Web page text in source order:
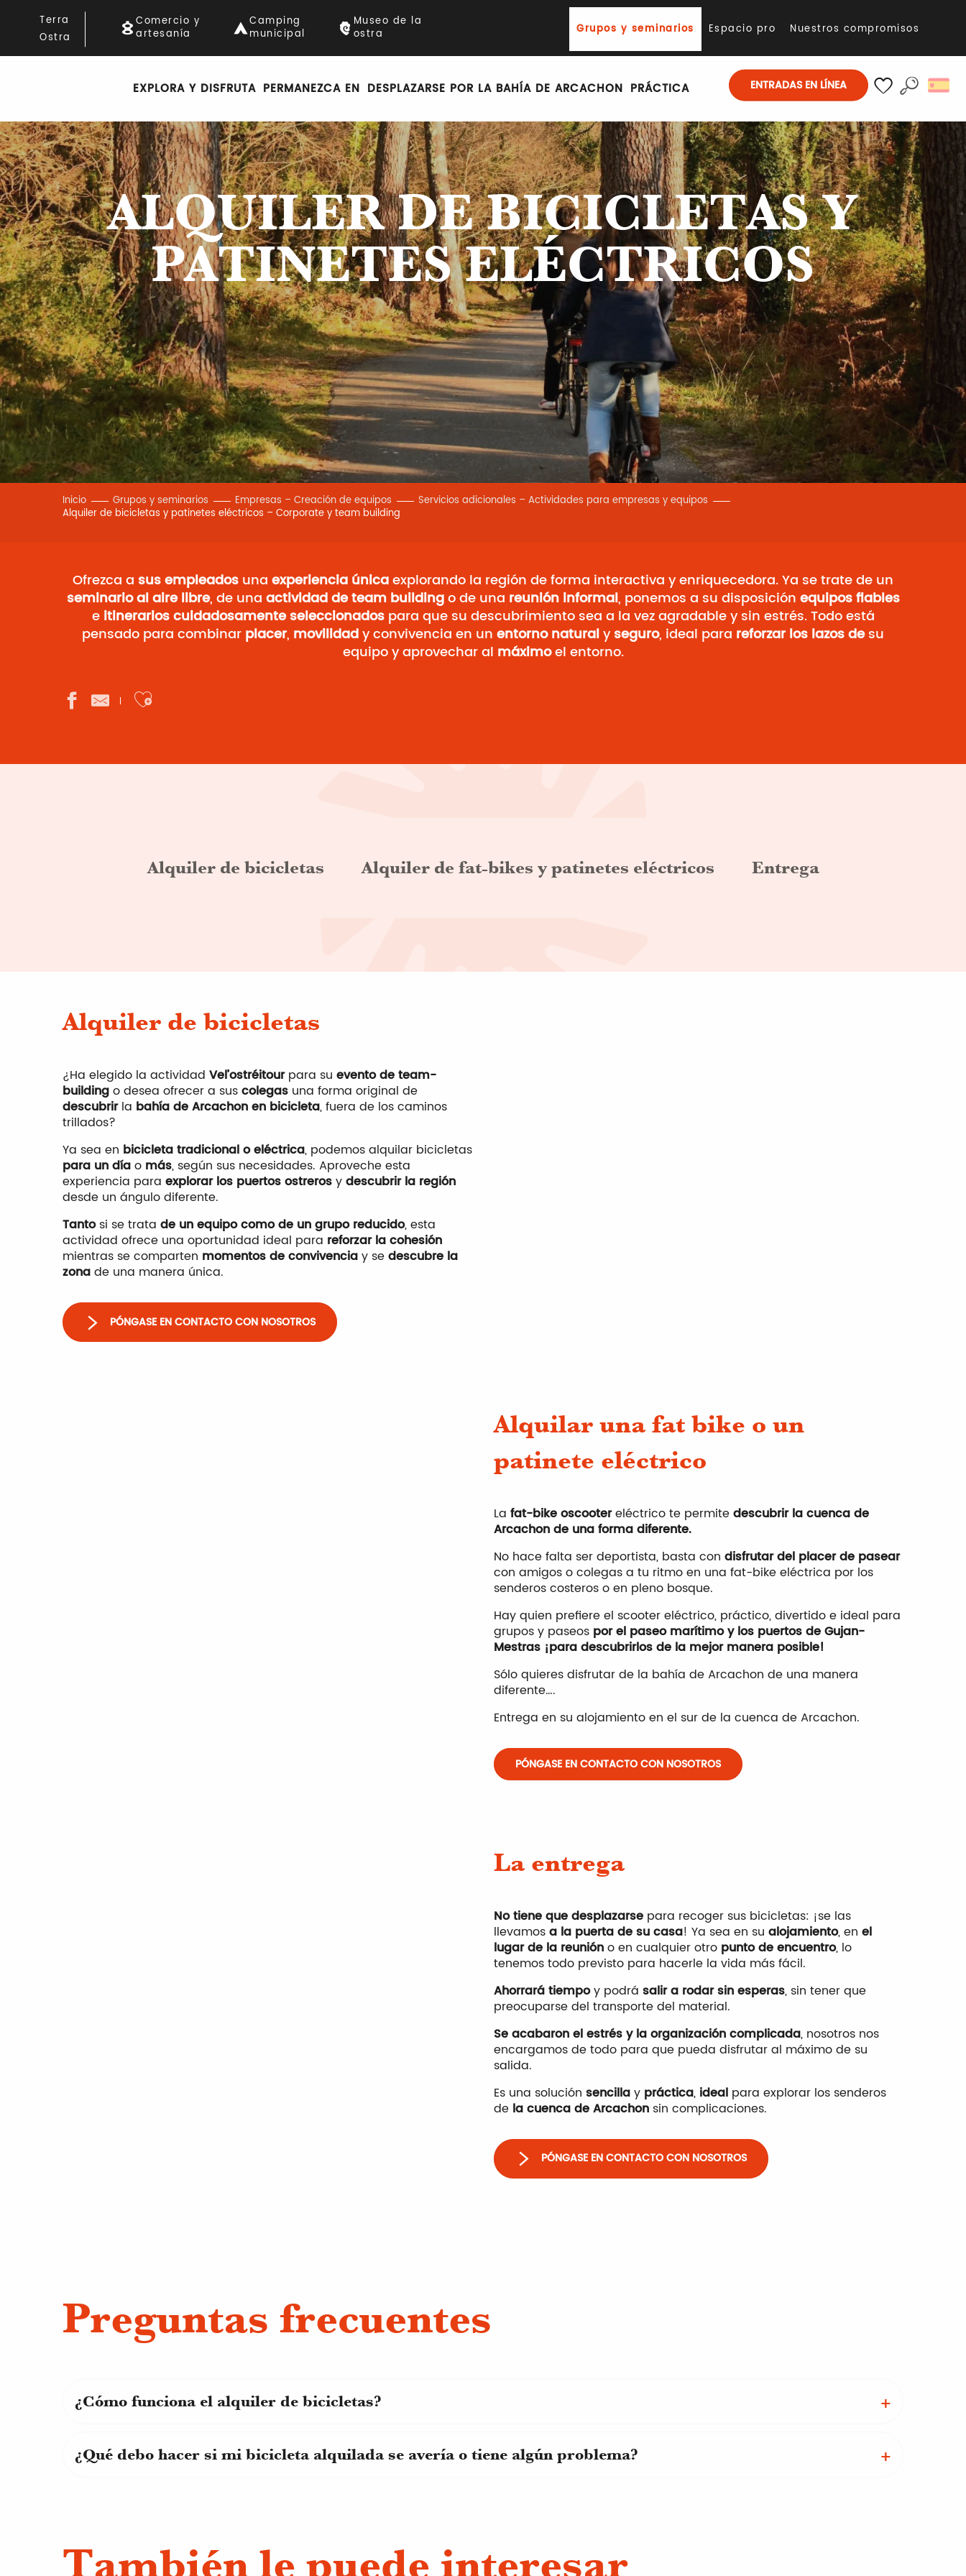
contenu
principal
ENTRADAS EN LÍNEA
Terra
Ostra
Comercio y
artesanía
Camping
municipal
Museo de la
ostra
Grupos y seminarios Espacio pro Nuestros compromisos
EXPLORA Y DISFRUTA PERMANEZCA EN DESPLAZARSE POR LA BAHÍA DE ARCACHON PRÁCTICA
ALQUILER DE BICICLETAS Y
PATINETES ELÉCTRICOS
Inicio Grupos y seminarios Empresas – Creación de equipos
Servicios adicionales – Actividades para empresas y equipos
Alquiler de bicicletas y patinetes eléctricos – Corporate y team building
Ofrezca a sus empleados una experiencia únicaexplorando la región de forma interactiva y enriquecedora. Ya se trate de un
seminario al aire libre, de una actividad de team buildingo de una reunión informal, ponemos a su disposición equipos fiables
eitinerarios cuidadosamente seleccionadospara que su descubrimiento sea a la vez agradable y sin estrés. Todo está
pensado para combinar placer, movilidady convivencia en un entorno naturaly seguro, ideal para reforzar los lazos desu
equipo y aprovechar al máximoel entorno.
Ajouter aux favoris
Alquiler de bicicletas Alquiler de fat-bikes y patinetes eléctricos Entrega
Alquiler de bicicletas
¿Ha elegido la actividad Vel’ostréitourpara su evento de team-
buildingo desea ofrecer a suscolegas una forma original de
descubrirla bahía de Arcachon en bicicleta, fuera de los caminos
trillados?
Ya sea en bicicleta tradicional o eléctrica, podemos alquilar bicicletas
para un díao más, según sus necesidades. Aproveche esta
experiencia para explorar los puertos ostrerosydescubrir la región
desde un ángulo diferente.
Tantosi se trata de un equipo como de un grupo reducido, esta
actividad ofrece una oportunidad ideal para reforzar la cohesión
mientras se comparten momentos de convivenciay sedescubre la
zonade una manera única.
PÓNGASE EN CONTACTO CON NOSOTROS
Alquilar una fat bike o un
patinete eléctrico
La fat-bike oscootereléctrico te permitedescubrir la cuenca de
Arcachon de una forma diferente.
No hace falta ser deportista, basta con disfrutar del placer de pasear
con amigos o colegas a tu ritmo en una fat-bike eléctrica por los
senderos costeros o en pleno bosque.
Hay quien prefiere el scooter eléctrico, práctico, divertido e ideal para
grupos y paseos por el paseo marítimo y los puertos de Gujan-
Mestras ¡para descubrirlos de la mejor manera posible!
Sólo quieres disfrutar de la bahía de Arcachon de una manera
diferente….
Entrega en su alojamiento en el sur de la cuenca de Arcachon.
PÓNGASE EN CONTACTO CON NOSOTROS
La entrega
No tiene que desplazarse para recoger sus bicicletas: ¡se las
llevamosa la puerta de su casa! Ya sea en su alojamiento, en el
lugar de la reunióno en cualquier otro punto de encuentro, lo
tenemos todo previsto para hacerle la vida más fácil.
Ahorrará tiempoy podrá salir a rodar sin esperas, sin tener que
preocuparse del transporte del material.
Se acabaron el estrés y la organización complicada, nosotros nos
encargamos de todo para que pueda disfrutar al máximo de su
salida.
Es una solución sencillay práctica, ideal para explorar los senderos
de la cuenca de Arcachon sin complicaciones.
PÓNGASE EN CONTACTO CON NOSOTROS
Preguntas frecuentes
¿Cómo funciona el alquiler de bicicletas?
¿Qué debo hacer si mi bicicleta alquilada se avería o tiene algún problema?
También le puede interesar